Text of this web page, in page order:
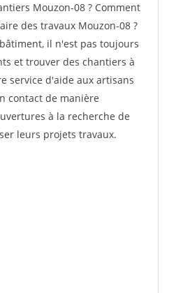
Mouzon-08 ? Comment
des travaux Mouzon-08 ?
il n'est pas toujours
et trouver des chantiers à
service d'aide aux artisans
contact de manière
à la recherche de
leurs projets travaux.